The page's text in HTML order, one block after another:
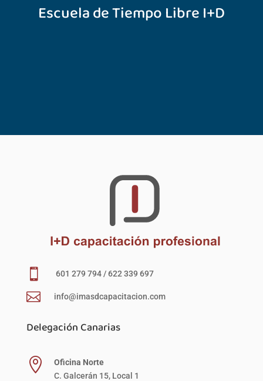
Escuela de Tiempo Libre I+D
 601 279 794 / 622 339 697
 info@imasdcapacitacion.com
Delegación Canarias

Oficina Norte
C. Galcerán 15, Local 1